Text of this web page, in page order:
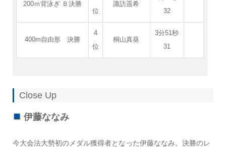
200ｍ背泳ぎ Ｂ決勝
位
諏訪遥希
32
400m自由形 決勝
4
位
桐山真葵
3分51秒
31
Close Up
伊藤ななみ
今大会法大勢初のメダル獲得者となった伊藤ななみ。決勝のレ